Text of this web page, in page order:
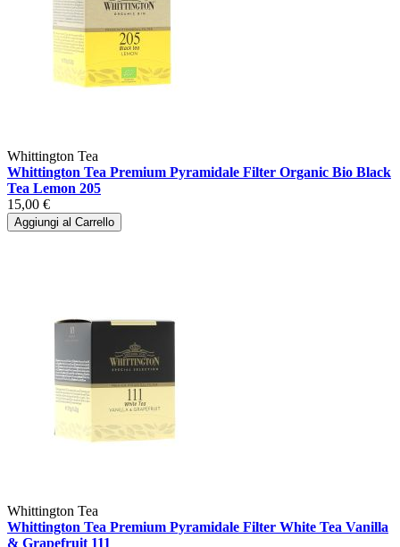
Whittington Tea
Whittington Tea Premium Pyramidale Filter Organic Bio Black
Tea Lemon 205
15,00 €
Aggiungi al Carrello
Whittington Tea
Whittington Tea Premium Pyramidale Filter White Tea Vanilla
& Grapefruit 111